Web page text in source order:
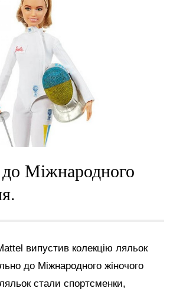
Міжнародного
випустив колекцію ляльок
до Міжнародного жіночого
стали спортсменки,